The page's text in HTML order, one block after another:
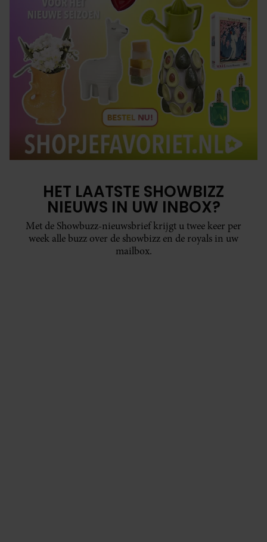
HET LAATSTE SHOWBIZZ
NIEUWS IN UW INBOX?
Met de Showbuzz-nieuwsbrief krijgt u twee keer per
week alle buzz over de showbizz en de royals in uw
mailbox.